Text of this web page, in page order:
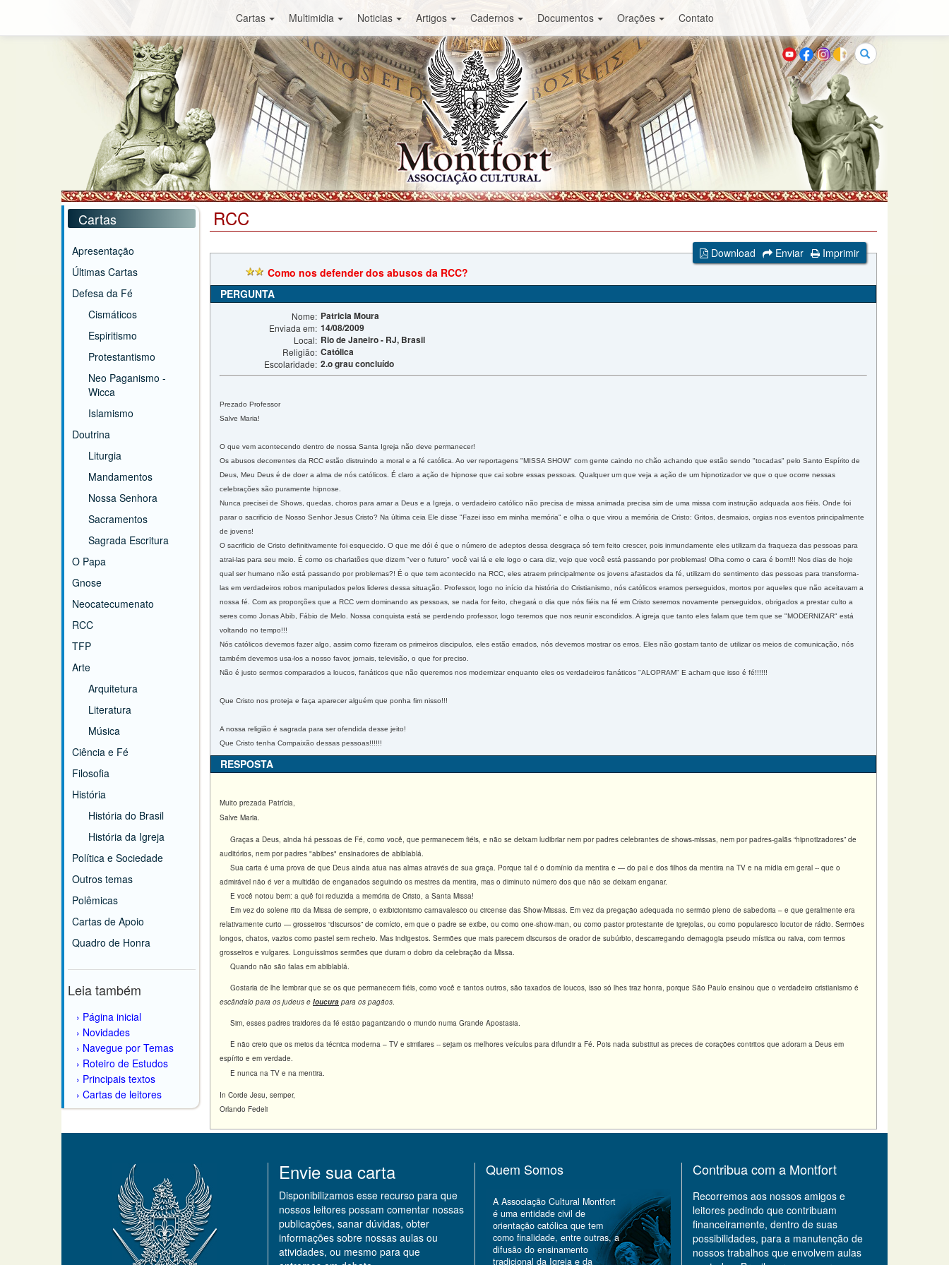
Cartas Multimidia Noticias Artigos Cadernos Documentos Orações Contato
Buscar
Cartas
Apresentação
Últimas Cartas
Defesa da Fé
Cismáticos
Espiritismo
Protestantismo
Neo Paganismo -
Wicca
Islamismo
Doutrina
Liturgia
Mandamentos
Nossa Senhora
Sacramentos
Sagrada Escritura
O Papa
Gnose
Neocatecumenato
RCC
TFP
Arte
Arquitetura
Literatura
Música
Ciência e Fé
Filosofia
História
História do Brasil
História da Igreja
Política e Sociedade
Outros temas
Polêmicas
Cartas de Apoio
Quadro de Honra
Leia também
Página inicial
Novidades
Navegue por Temas
Roteiro de Estudos
Principais textos
Cartas de leitores
RCC
Download Enviar
Imprimir
Como nos defender dos abusos da RCC?
PERGUNTA
Nome: Patricia Moura
Enviada em: 14/08/2009
Local: Rio de Janeiro - RJ, Brasil
Religião: Católica
Escolaridade: 2.o grau concluído
Prezado Professor
Salve Maria!
O que vem acontecendo dentro de nossa Santa Igreja não deve permanecer!
Os abusos decorrentes da RCC estão distruindo a moral e a fé católica. Ao ver reportagens "MISSA SHOW" com gente caindo no chão achando que estão sendo "tocadas" pelo Santo Espírito de
Deus, Meu Deus é de doer a alma de nós católicos. É claro a ação de hipnose que cai sobre essas pessoas. Qualquer um que veja a ação de um hipnotizador ve que o que ocorre nessas
celebrações são puramente hipnose.
Nunca precisei de Shows, quedas, choros para amar a Deus e a Igreja, o verdadeiro católico não precisa de missa animada precisa sim de uma missa com instrução adquada aos fiéis. Onde foi
parar o sacrificio de Nosso Senhor Jesus Cristo? Na última ceia Ele disse "Fazei isso em minha memória" e olha o que virou a memória de Cristo: Gritos, desmaios, orgias nos eventos principalmente
de jovens!
O sacrificio de Cristo definitivamente foi esquecido. O que me dói é que o número de adeptos dessa desgraça só tem feito crescer, pois inmundamente eles utilizam da fraqueza das pessoas para
atrai-las para seu meio. É como os charlatões que dizem "ver o futuro" você vai lá e ele logo o cara diz, vejo que você está passando por problemas! Olha como o cara é bom!!! Nos dias de hoje
qual ser humano não está passando por problemas?! É o que tem acontecido na RCC, eles atraem principalmente os jovens afastados da fé, utilizam do sentimento das pessoas para transforma-
las em verdadeiros robos manipulados pelos lideres dessa situação. Professor, logo no início da história do Cristianismo, nós católicos eramos perseguidos, mortos por aqueles que não aceitavam a
nossa fé. Com as proporções que a RCC vem dominando as pessoas, se nada for feito, chegará o dia que nós fiéis na fé em Cristo seremos novamente perseguidos, obrigados a prestar culto a
seres como Jonas Abib, Fábio de Melo. Nossa conquista está se perdendo professor, logo teremos que nos reunir escondidos. A igreja que tanto eles falam que tem que se "MODERNIZAR" está
voltando no tempo!!!
Nós católicos devemos fazer algo, assim como fizeram os primeiros discipulos, eles estão errados, nós devemos mostrar os erros. Eles não gostam tanto de utilizar os meios de comunicação, nós
também devemos usa-los a nosso favor, jornais, televisão, o que for preciso.
Não é justo sermos comparados a loucos, fanáticos que não queremos nos modernizar enquanto eles os verdadeiros fanáticos "ALOPRAM" E acham que isso é fé!!!!!!
Que Cristo nos proteja e faça aparecer alguém que ponha fim nisso!!!
A nossa religião é sagrada para ser ofendida desse jeito!
Que Cristo tenha Compaixão dessas pessoas!!!!!!
RESPOSTA
Muito prezada Patrícia,
Salve Maria.
Graças a Deus, ainda há pessoas de Fé, como você, que permanecem fiéis, e não se deixam ludibriar nem por padres celebrantes de shows-missas, nem por padres-galãs “hipnotizadores” de
auditórios, nem por padres "abibes" ensinadores de abiblablá.
Sua carta é uma prova de que Deus ainda atua nas almas através de sua graça. Porque tal é o domínio da mentira e — do pai e dos filhos da mentira na TV e na mídia em geral -- que o
admirável não é ver a multidão de enganados seguindo os mestres da mentira, mas o diminuto número dos que não se deixam enganar.
E você notou bem: a quê foi reduzida a memória de Cristo, a Santa Missa!
Em vez do solene rito da Missa de sempre, o exibicionismo carnavalesco ou circense das Show-Missas. Em vez da pregação adequada no sermão pleno de sabedoria – e que geralmente era
relativamente curto — grosseiros “discursos” de comício, em que o padre se exibe, ou como one-show-man, ou como pastor protestante de igrejolas, ou como popularesco locutor de rádio. Sermões
longos, chatos, vazios como pastel sem recheio. Mas indigestos. Sermões que mais parecem discursos de orador de subúrbio, descarregando demagogia pseudo mística ou raiva, com termos
grosseiros e vulgares. Longuíssimos sermões que duram o dobro da celebração da Missa.
Quando não são falas em abiblablá.
Gostaria de lhe lembrar que se os que permanecem fiéis, como você e tantos outros, são taxados de loucos, isso só lhes traz honra, porque São Paulo ensinou que o verdadeiro cristianismo é
escândalo para os judeus e loucura para os pagãos.
Sim, esses padres traidores da fé estão paganizando o mundo numa Grande Apostasia.
E não creio que os meios da técnica moderna – TV e similares -- sejam os melhores veículos para difundir a Fé. Pois nada substitui as preces de corações contritos que adoram a Deus em
espírito e em verdade.
E nunca na TV e na mentira.
In Corde Jesu, semper,
Orlando Fedeli
Envie sua carta
Disponibilizamos esse recurso para que
nossos leitores possam comentar nossas
publicações, sanar dúvidas, obter
informações sobre nossas aulas ou
atividades, ou mesmo para que
Quem Somos
A Associação Cultural Montfort
é uma entidade civil de
orientação católica que tem
como finalidade, entre outras, a
difusão do ensinamento
tradicional da Igreja e da
Contribua com a Montfort
Recorremos aos nossos amigos e
leitores pedindo que contribuam
financeiramente, dentro de suas
possibilidades, para a manutenção de
nossos trabalhos que envolvem aulas